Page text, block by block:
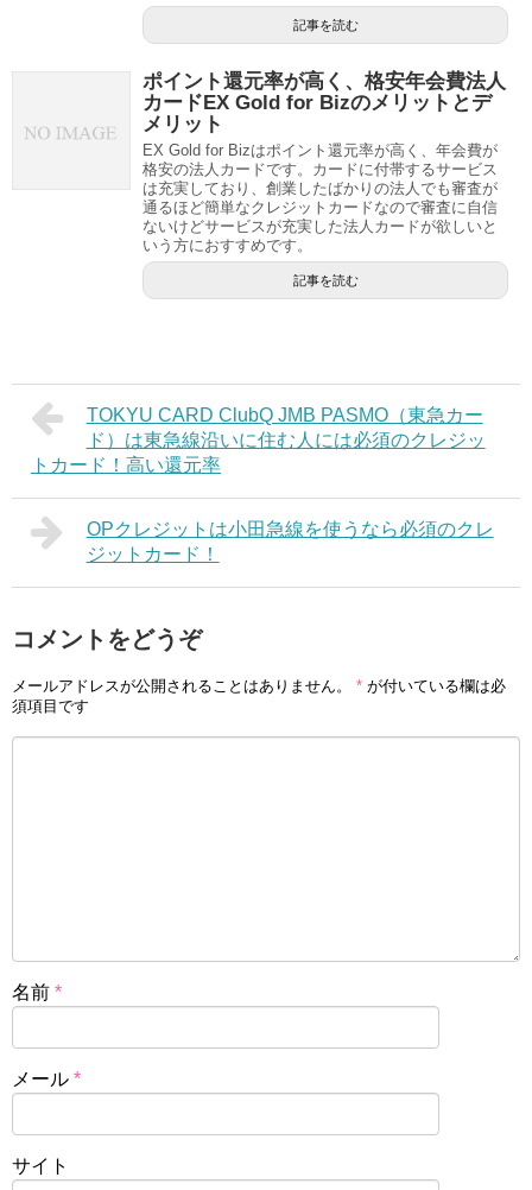
記事を読む
ポイント還元率が高く、格安年会費法人
カードEX Gold for Bizのメリットとデ
メリット
EX Gold for Bizはポイント還元率が高く、年会費が
格安の法人カードです。カードに付帯するサービス
は充実しており、創業したばかりの法人でも審査が
通るほど簡単なクレジットカードなので審査に自信
ないけどサービスが充実した法人カードが欲しいと
いう方におすすめです。
記事を読む
TOKYU CARD ClubQ JMB PASMO（東急カー
ド）は東急線沿いに住む人には必須のクレジッ
トカード！高い還元率
OPクレジットは小田急線を使うなら必須のクレ
ジットカード！
コメントをどうぞ
メールアドレスが公開されることはありません。 * が付いている欄は必
須項目です
名前 *
メール *
サイト